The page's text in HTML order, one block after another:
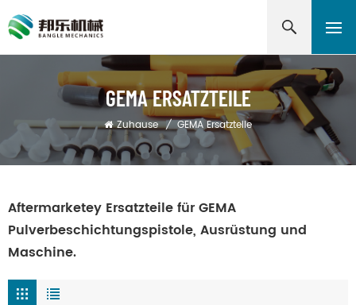
GEMA ERSATZTEILE
Zuhause / GEMA Ersatzteile
Aftermarketey Ersatzteile für GEMA
Pulverbeschichtungspistole, Ausrüstung und
Maschine.